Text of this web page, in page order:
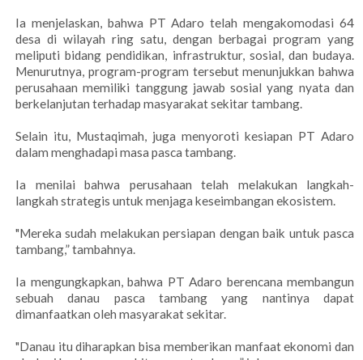
Ia menjelaskan, bahwa PT Adaro telah mengakomodasi 64
desa di wilayah ring satu, dengan berbagai program yang
meliputi bidang pendidikan, infrastruktur, sosial, dan budaya.
Menurutnya, program-program tersebut menunjukkan bahwa
perusahaan memiliki tanggung jawab sosial yang nyata dan
berkelanjutan terhadap masyarakat sekitar tambang.
Selain itu, Mustaqimah, juga menyoroti kesiapan PT Adaro
dalam menghadapi masa pasca tambang.
Ia menilai bahwa perusahaan telah melakukan langkah-
langkah strategis untuk menjaga keseimbangan ekosistem.
"Mereka sudah melakukan persiapan dengan baik untuk pasca
tambang,” tambahnya.
Ia mengungkapkan, bahwa PT Adaro berencana membangun
sebuah danau pasca tambang yang nantinya dapat
dimanfaatkan oleh masyarakat sekitar.
"Danau itu diharapkan bisa memberikan manfaat ekonomi dan